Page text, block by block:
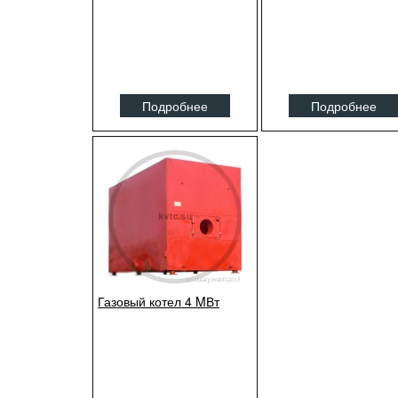
Подробнее Подробнее
Газовый котел 4 MВт